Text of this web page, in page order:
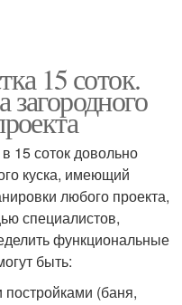
15 соток.
загородного
15 соток довольно
куска, имеющий
любого проекта,
специалистов,
функциональные
быть:
(баня,